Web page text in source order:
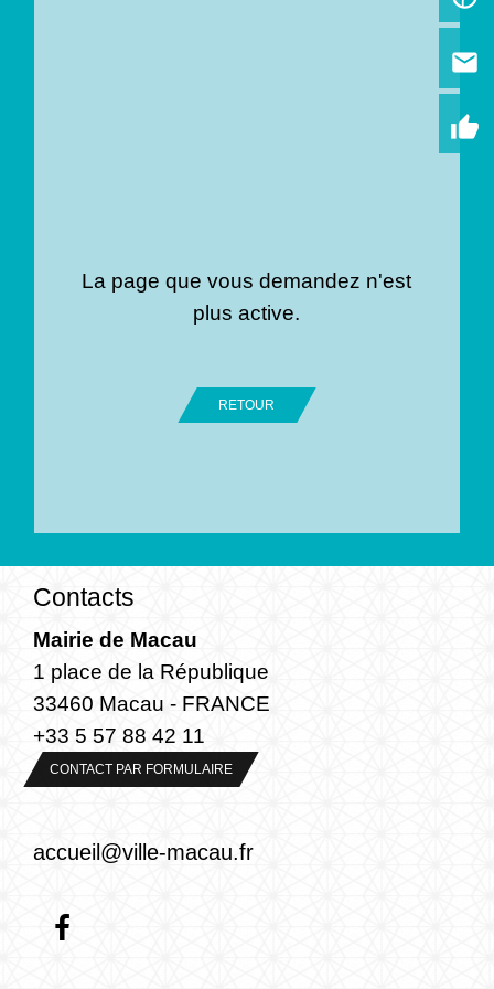
La page que vous demandez n'est
plus active.
RETOUR
email
thumb_up
Contacts
Mairie de Macau
1 place de la République
33460 Macau - FRANCE
+33 5 57 88 42 11
CONTACT PAR FORMULAIRE
accueil@ville-macau.fr